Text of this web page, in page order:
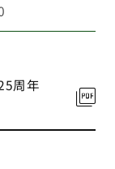
周年